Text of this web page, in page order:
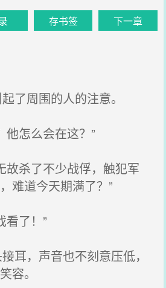
存书签 下一章
了周围的人的注意。
怎么会在这？”
杀了不少战俘，触犯军
难道今天期满了？”
了！”
耳，声音也不刻意压低，
容。